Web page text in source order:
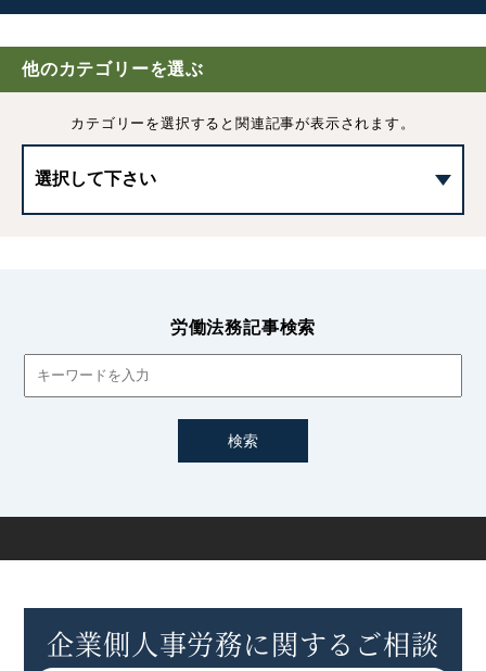
有期労働契約とは？締結や更新、解雇などの基礎知識
有期労働契約を途中解除する際の注意点
無期転換申込権とは｜明示義務など無期転換ルールをわか
有期労働から無期転換への導入手順｜注意点などわかりや
他のカテゴリーを選ぶ
カテゴリーを選択すると関連記事が表示されます。
労働法務記事検索
企業側人事労務に関するご相談